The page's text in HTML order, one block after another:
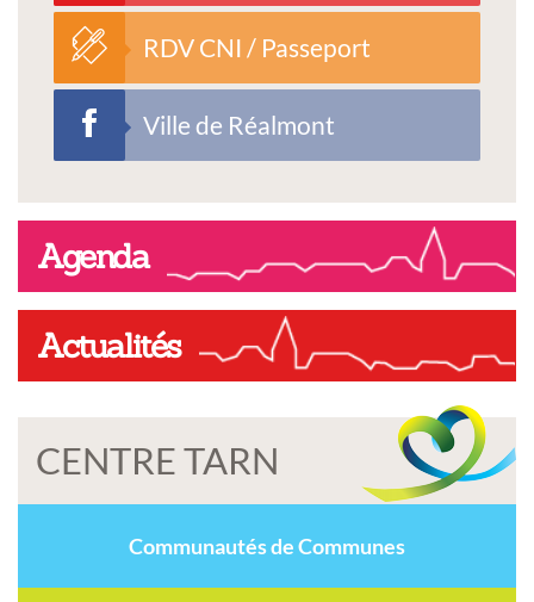
RDV CNI / Passeport
Ville de Réalmont
Agenda
Actualités
CENTRE TARN
Communautés de Communes